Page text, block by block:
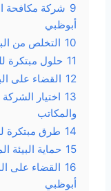
9 شركة مكافحة
أبوظبي
10 التخلص من
11 حلول مبتكرة
12 القضاء على
13 اختيار
والمكاتب
14 طرق مبتكرة
15 حماية البيئة
16 القضاء على
أبوظبي